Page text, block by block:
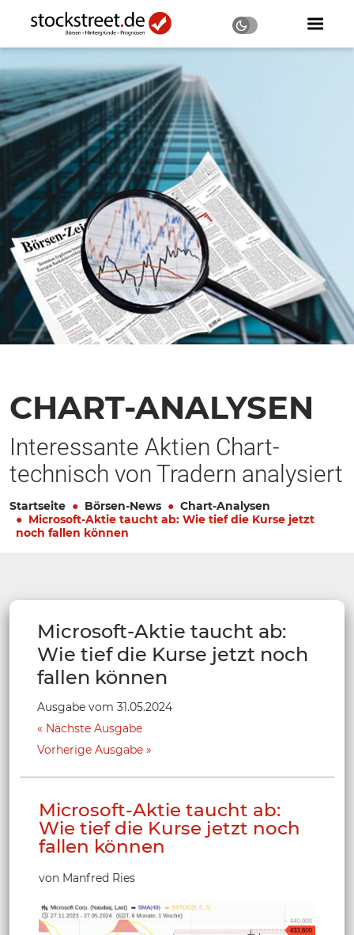
CHART-ANALYSEN
Interessante Aktien Chart-
technisch von Tradern analysiert
Startseite Börsen-News
Chart-Analysen
Microsoft-Aktie taucht ab: Wie tief die Kurse jetzt
noch fallen können
Microsoft-Aktie taucht ab:
Wie tief die Kurse jetzt noch
fallen können
Ausgabe vom 31.05.2024
Nächste Ausgabe
Vorherige Ausgabe
Microsoft-Aktie taucht ab:
Wie tief die Kurse jetzt noch
fallen können
von Manfred Ries